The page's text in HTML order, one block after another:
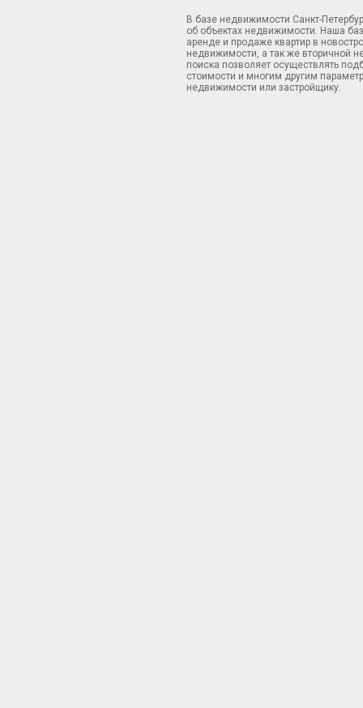
В базе недвижимости Санкт-
об объектах недвижимости. Наша
аренде и продаже квартир в
недвижимости, а так же вторичной
поиска позволяет осуществлять
стоимости и многим другим
недвижимости или застройщику.